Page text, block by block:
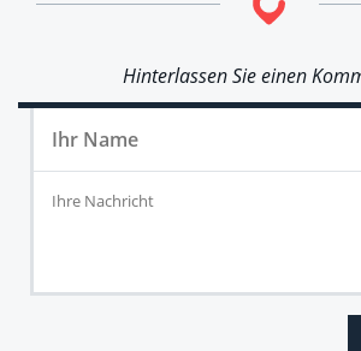
Hinterlassen Sie einen